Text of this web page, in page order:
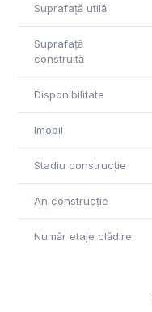
Suprafață utilă
Suprafață
construită
Disponibilitate
Imobil
Stadiu construcție
An construcție
Număr etaje clădire